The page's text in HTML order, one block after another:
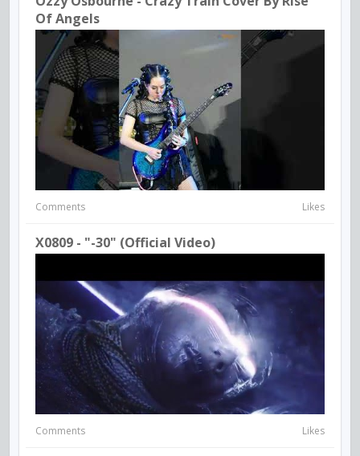
Of Angels
Comments Likes
X0809 - "-30" (Official Video)
Comments Likes